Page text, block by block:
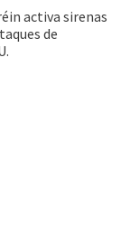
activa sirenas
de